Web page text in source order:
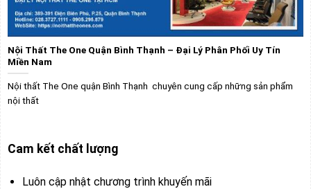
Nội Thất The One Quận Bình Thạnh – Đại Lý Phân Phối Uy Tín
Miền Nam
Nội thất The One quận Bình Thạnh chuyên cung cấp những sản phẩm
nội thất
Cam kết chất lượng
Luôn cập nhật chương trình khuyến mãi